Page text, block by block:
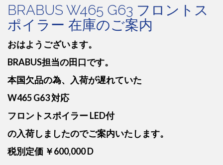
BRABUS W465 G63 フロントス
ポイラー 在庫のご案内
おはようございます。
BRABUS担当の田口です。
本国欠品の為、入荷が遅れていた
W465 G63 対応
フロントスポイラー LED付
の入荷しましたのでご案内いたします。
税別定価 ￥600,000 D